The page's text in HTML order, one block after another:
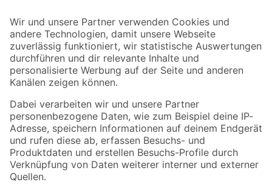
Der toom Newsletter: Keine Angebote und Aktionen mehr verpassen!
Zur Newsletter Anmeldung
Folge uns
Zahlungsarten Versandarten